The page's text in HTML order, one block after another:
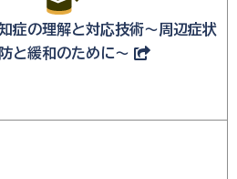
症の理解と対応技術～周辺症状
防と緩和のために～